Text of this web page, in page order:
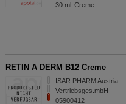
30 ml Creme
RETIN A DERM B12 Creme
ISAR PHARM Austria
Vertriebsges.mbH
05900412